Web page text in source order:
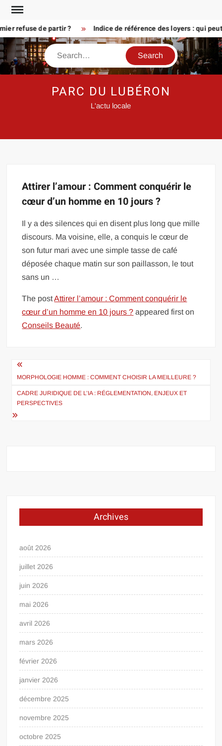
Skip
contentrefuse de partir ? Indice de référence des loyers : qui
Search
PARC DU LUBÉRON
L'actu locale
Attirer l’amour : Comment conquérir le
cœur d’un homme en 10 jours ?
Il y a des silences qui en disent plus long que mille
discours. Ma voisine, elle, a conquis le cœur de
son futur mari avec une simple tasse de café
déposée chaque matin sur son paillasson, le tout
sans un …
The postAttirer l’amour : Comment conquérir le
cœur d’un homme en 10 jours ? appeared first on
Conseils Beauté.
Navigation
de
l’article
MORPHOLOGIE HOMME : COMMENT CHOISIR LA MEILLEURE ?
CADRE JURIDIQUE DE L’IA : RÉGLEMENTATION, ENJEUX ET
PERSPECTIVES
Archives
août 2026
juillet 2026
juin 2026
mai 2026
avril 2026
mars 2026
février 2026
janvier 2026
décembre 2025
novembre 2025
octobre 2025